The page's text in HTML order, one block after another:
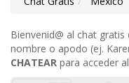
Bienvenid@ al chat
nombre o apodo (ej.
CHATEAR para acceder